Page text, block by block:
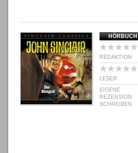
HÖRBUCH
REDAKTION
LESER
EIGENE
REZENSION
SCHREIBEN